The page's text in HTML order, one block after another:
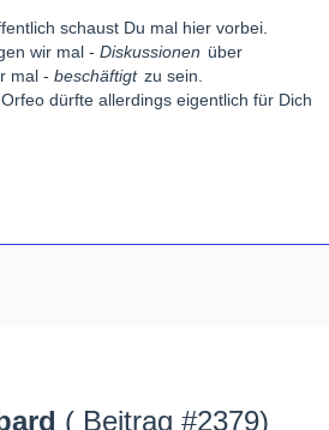
schaust Du mal hier vorbei.
wir mal - Diskussionen über
mal - beschäftigt zu sein.
dürfte allerdings eigentlich für Dich
( Beitrag #2379)